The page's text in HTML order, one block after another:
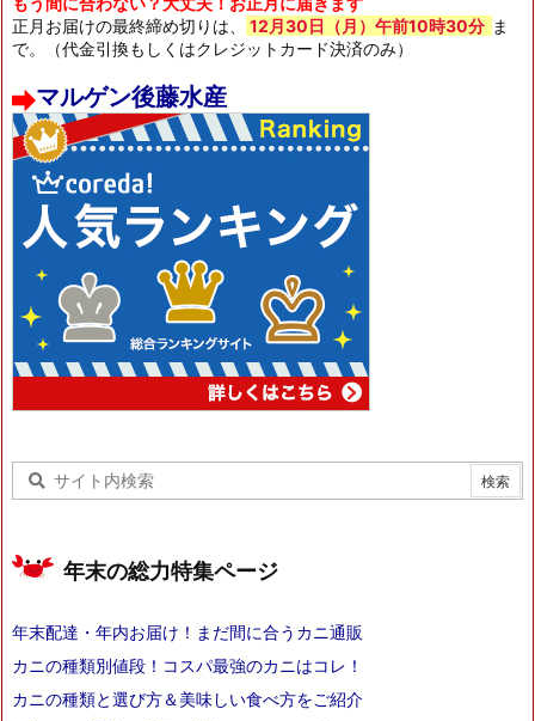
正月お届けの最終締め切りは、
12月30日（月）午前10時30分 ま
で。（代金引換もしくはクレジットカード決済のみ）
マルゲン後藤水産
年末の総力特集ページ
年末配達・年内お届け！まだ間に合うカニ通販
カニの種類別値段！コスパ最強のカニはコレ！
カニの種類と選び方＆美味しい食べ方をご紹介